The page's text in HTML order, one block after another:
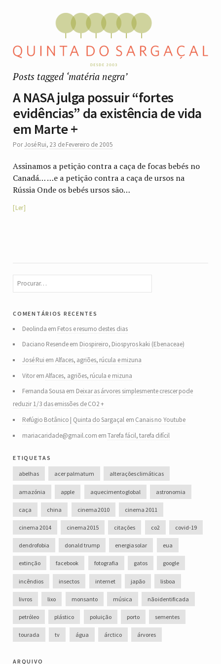
Posts tagged ‘matéria negra’
A NASA julga possuir “fortes
evidências” da existência de vida
em Marte +
PorJosé Rui, 23 de Fevereiro de 2005
Assinamos a petição contra a caça de focas bebés no
Canadá… …e a petição contra a caça de ursos na
Rússia Onde os bebés ursos são…
Ler
comentários recentes
Deolinda em Fetos e resumo destes dias
Daciano Resendeem Diospireiro, Diospyros kaki (Ebenaceae)
José Rui em Alfaces, agriões, rúcula e mizuna
VitoremAlfaces, agriões, rúcula e mizuna
Fernanda Sousa em Deixar as árvores simplesmente crescer pode
reduzir 1/3 das emissões de CO2 +
Refúgio Botânico | Quinta do Sargaçal em Canais no Youtube
mariacaridade@gmail.com emTarefa fácil, tarefa difícil
etiquetas
abelhas acer palmatum alterações climáticas
amazónia apple aquecimento global astronomia
caça china cinema 2010 cinema 2011
cinema 2014 cinema 2015 citações co2 covid-19
dendrofobia donald trump energia solar eua
extinção facebook fotografia gatos google
incêndios insectos internet japão lisboa
livros lixo monsanto música não identificada
petróleo plástico poluição porto sementes
tourada tv água árctico árvores
arquivo